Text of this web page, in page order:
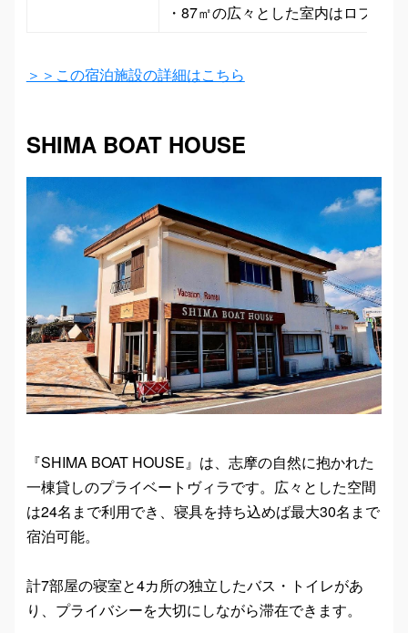
・87㎡の広々とした室内はロフト
＞＞この宿泊施設の詳細はこちら
SHIMA BOAT HOUSE
『SHIMA BOAT HOUSE』は、志摩の自然に抱かれた
一棟貸しのプライベートヴィラです。広々とした空間
は24名まで利用でき、寝具を持ち込めば最大30名まで
宿泊可能。
計7部屋の寝室と4カ所の独立したバス・トイレがあ
り、プライバシーを大切にしながら滞在できます。